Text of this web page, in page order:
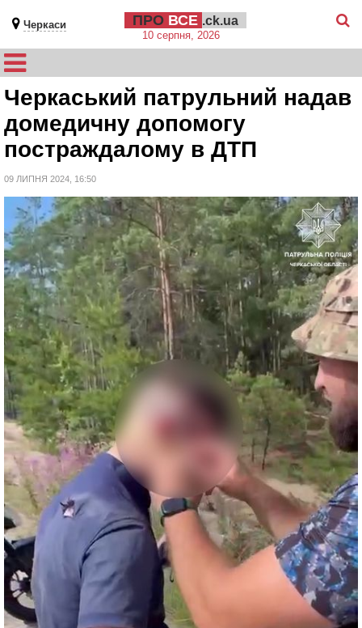
Черкаси ПРО ВСЕ .ck.ua
10 серпня, 2026
Черкаський патрульний надав
домедичну допомогу
постраждалому в ДТП
09 ЛИПНЯ 2024, 16:50